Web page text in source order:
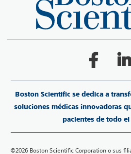
Boston Scientific se dedica a
soluciones médicas innovadoras
pacientes de todo
©2026 Boston Scientific Corporation o sus